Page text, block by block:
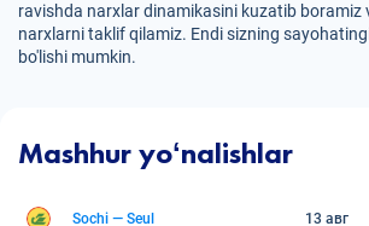
ravishda narxlar dinamikasini kuzatib boramiz
narxlarni taklif qilamiz. Endi sizning
bo'lishi mumkin.
Mashhur yoʻnalishlar
Sochi — Seul 13 авг